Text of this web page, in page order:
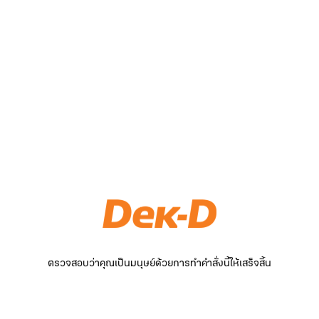
ตรวจสอบว่าคุณเป็นมนุษย์ด้วยการทำคำสั่งนี้ให้เสร็จสิ้น